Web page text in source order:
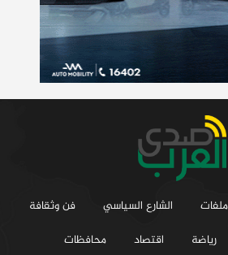
ملفات الشارع السياسي
فن وثقافة
رياضة اقتصاد
محافظات